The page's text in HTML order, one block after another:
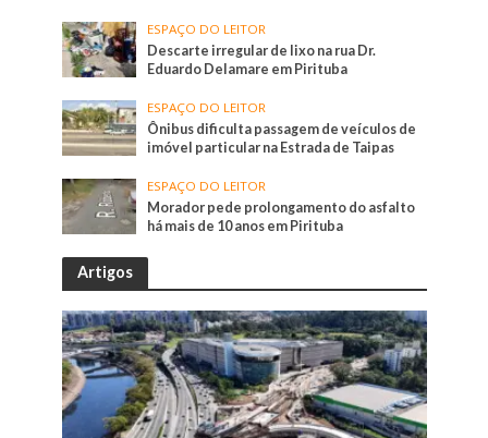
ESPAÇO DO LEITOR
Descarte irregular de lixo na rua Dr.
Eduardo Delamare em Pirituba
ESPAÇO DO LEITOR
Ônibus dificulta passagem de veículos de
imóvel particular na Estrada de Taipas
ESPAÇO DO LEITOR
Morador pede prolongamento do asfalto
há mais de 10 anos em Pirituba
Artigos